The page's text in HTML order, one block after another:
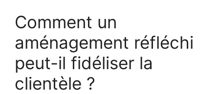
Comment un
aménagement réfléchi
peut-il fidéliser la
clientèle ?